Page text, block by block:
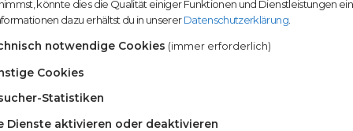
Nachname
Möglichkeiten.
Unsere
Unser Open
um wertvolle
könnte dies die Qualität einiger Funktionen und Dienstleistungen
dazu erhältst du in unsererDatenschutzerklärung.
notwendige Cookies (immer erforderlich)
Cookies
Statistiken
Dienste aktivieren oder deaktivieren